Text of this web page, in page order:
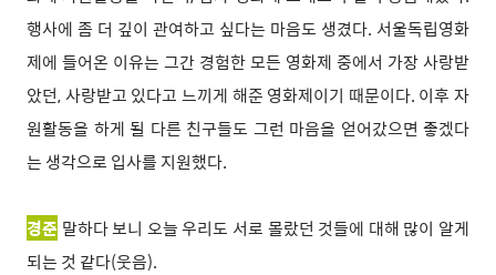
행사에 좀 더 깊이 관여하고 싶다는 마음도 생겼다. 서울독립영화
제에 들어온 이유는 그간 경험한 모든 영화제 중에서 가장 사랑받
았던, 사랑받고 있다고 느끼게 해준 영화제이기 때문이다. 이후 자
원활동을 하게 될 다른 친구들도 그런 마음을 얻어갔으면 좋겠다
는 생각으로 입사를 지원했다.
경준 말하다 보니 오늘 우리도 서로 몰랐던 것들에 대해 많이 알게
되는 것 같다(웃음).